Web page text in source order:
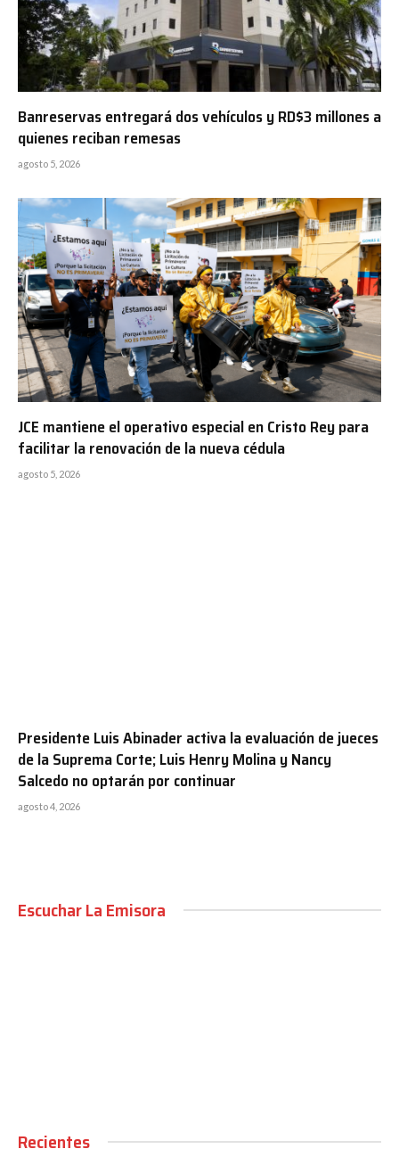
Banreservas entregará dos vehículos y RD$3 millones a
quienes reciban remesas
agosto 5, 2026
JCE mantiene el operativo especial en Cristo Rey para
facilitar la renovación de la nueva cédula
agosto 5, 2026
Presidente Luis Abinader activa la evaluación de jueces
de la Suprema Corte; Luis Henry Molina y Nancy
Salcedo no optarán por continuar
agosto 4, 2026
Escuchar La Emisora
Recientes